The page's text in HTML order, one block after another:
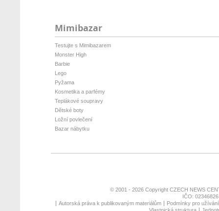
Mimibazar
Testujte s Mimibazarem
Monster High
Barbie
Lego
Pyžama
Kosmetika a parfémy
Teplákové soupravy
Dětské boty
Ložní povlečení
Bazar nábytku
© 2001 - 2026 Copyright CZECH NEWS
IČO:
Autorská práva k publikovaným materiálům
Podmínky pro